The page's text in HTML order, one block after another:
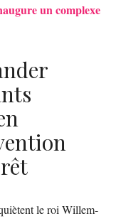
un complexe
le roi Willem-